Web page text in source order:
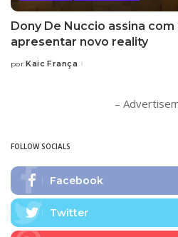
Dony De Nuccio assina com
apresentar novo reality
Posted
por Kaic França
–
FOLLOW SOCIALS
Facebook
Twitter